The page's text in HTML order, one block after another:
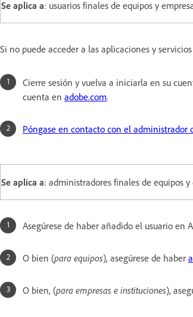
Se aplica a: usuarios finales de equipos y
Si no puede acceder a las aplicaciones y
Cierre sesión y vuelva a iniciarla en su
cuenta en adobe.com.
Póngase en contacto con el administrador
Se aplica a: administradores finales de equipos y
Asegúrese de haber añadido el usuario en
O bien (para equipos), asegúrese de haber
O bien, (para empresas e instituciones),